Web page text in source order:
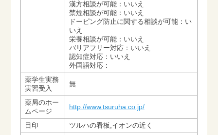
漢方相談が可能：いいえ
禁煙相談が可能：いいえ
ドーピング防止に関する相談が可能：い
いえ
栄養相談が可能：いいえ
バリアフリー対応：いいえ
認知症対応：いいえ
外国語対応：
薬学生実務
実習受入
無
薬局のホー
ムページ
http://www.tsuruha.co.jp/
目印
ツルハの看板,イオンの近く